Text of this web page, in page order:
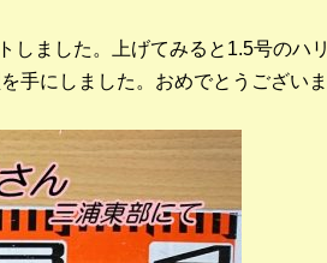
しました。上げてみると1.5号のハリ
手にしました。おめでとうございま